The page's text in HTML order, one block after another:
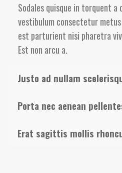
Sodales quisque in torquent
vestibulum consectetur
est parturient nisi pharetra
Est non arcu a.
Justo ad nullam
Porta nec aenean
Erat sagittis mollis